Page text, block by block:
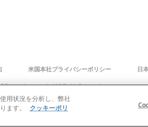
米国本社プライバシーポリシー 日
Corning Incorporated All Rights Reserved.
用状況を分析し、弊社
ます。
クッキーポリ